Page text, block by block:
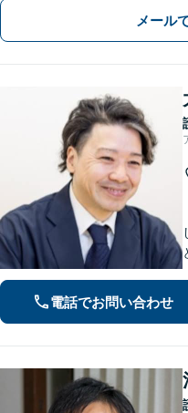
メール
電話でお問い合わせ